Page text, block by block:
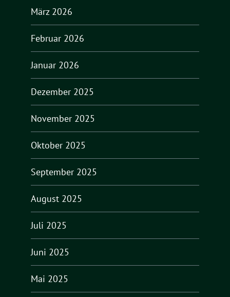
März 2026
Februar 2026
Januar 2026
Dezember 2025
November 2025
Oktober 2025
September 2025
August 2025
Juli 2025
Juni 2025
Mai 2025